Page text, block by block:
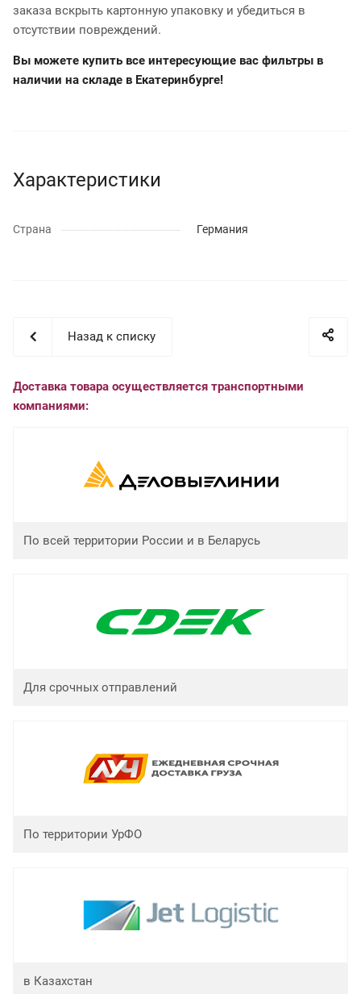
заказа вскрыть картонную упаковку и убедиться в
отсутствии повреждений.
Вы можете купить все интересующие вас фильтры в
наличии на складе в Екатеринбурге!
Характеристики
Страна Германия
Назад к списку
Доставка товара осуществляется транспортными
компаниями:
По всей территории России и в Беларусь
Для срочных отправлений
По территории УрФО
в Казахстан